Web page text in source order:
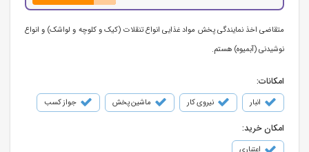
متقاضی اخذ نمایندگی پخش مواد غذایی انواع تنقلات (کیک و کلوچه و لواشک) و انواع
نوشیدنی (آبمیوه) هستم.
امکانات:
انبار نیروی کار ماشین پخش جواز کسب
امکان خرید: